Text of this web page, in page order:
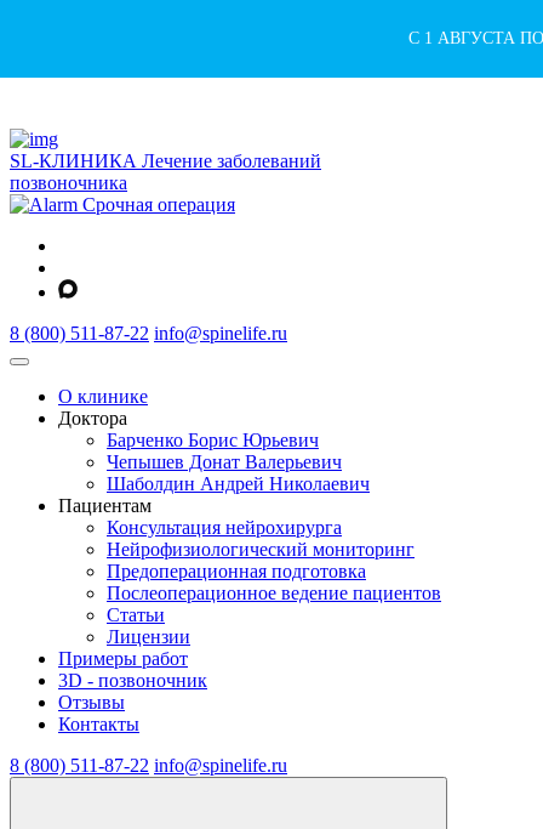
С 1 АВГУСТА
SL-КЛИНИКА Лечение заболеваний
позвоночника
Срочная операция
8 (800) 511-87-22 info@spinelife.ru
О клинике
Доктора
Барченко Борис Юрьевич
Чепышев Донат Валерьевич
Шаболдин Андрей Николаевич
Пациентам
Консультация нейрохирурга
Нейрофизиологический мониторинг
Предоперационная подготовка
Послеоперационное ведение пациентов
Статьи
Лицензии
Примеры работ
3D - позвоночник
Отзывы
Контакты
8 (800) 511-87-22 info@spinelife.ru